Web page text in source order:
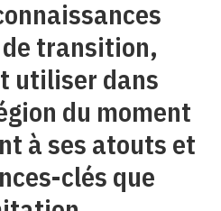
transition,
utiliser dans
du moment
à ses atouts et
clés que